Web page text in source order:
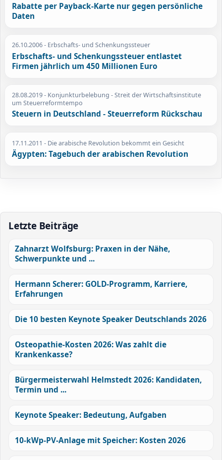
Rabatte per Payback-Karte nur gegen persönliche
Daten
26.10.2006- Erbschafts- und Schenkungssteuer
Erbschafts- und Schenkungssteuer entlastet
Firmen jährlich um 450 Millionen Euro
28.08.2019- Konjunkturbelebung - Streit der Wirtschaftsinstitute
um Steuerreformtempo
Steuern in Deutschland - Steuerreform Rückschau
17.11.2011 - Die arabische Revolution bekommt ein Gesicht
Ägypten: Tagebuch der arabischen Revolution
Letzte Beiträge
Zahnarzt Wolfsburg: Praxen in der Nähe,
Schwerpunkte und ...
Hermann Scherer: GOLD-Programm, Karriere,
Erfahrungen
Die 10 besten Keynote Speaker Deutschlands 2026
Osteopathie-Kosten 2026: Was zahlt die
Krankenkasse?
Bürgermeisterwahl Helmstedt 2026: Kandidaten,
Termin und ...
Keynote Speaker: Bedeutung, Aufgaben
10-kWp-PV-Anlage mit Speicher: Kosten 2026